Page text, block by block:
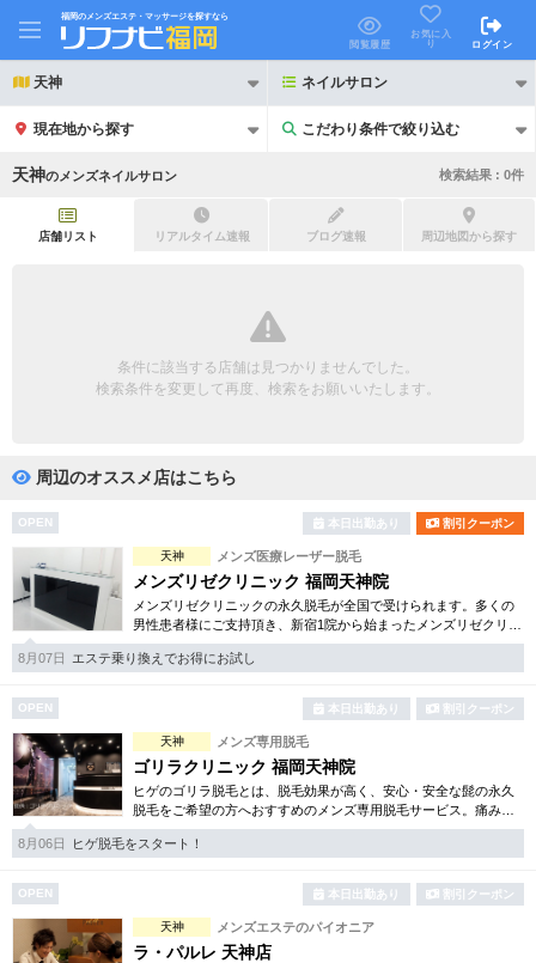
福岡のメンズエステ・マッサージを探すなら
閲覧履歴
お気に入
り
ログイン
天神 ネイルサロン
現在地から探す こだわり条件で絞り込む
こだわり条件で絞り込む
ペアルームあり シャワー室完備
フットバスあり 岩盤浴あり
日本人スタッフのみ
スタッフ指名可 Ｗセラピスト
こだわり条件を変更
閉じる
天神の メンズネイルサロン 検索結果 : 0件
店舗リスト リアルタイム速報 ブログ速報 周辺地図から探す
条件に該当する店舗は見つかりませんでした。
検索条件を変更して再度、検索をお願いいたします。
周辺のオススメ店はこちら
OPEN 本日出勤あり 割引クーポン
天神 メンズ医療レーザー脱毛
メンズリゼクリニック 福岡天神院
メンズリゼクリニックの永久脱毛が全国で受けられます。多くの
男性患者様にご支持頂き、新宿1院から始まったメンズリゼクリニ
ックが、現在では提携院含め全国10院を展開するクリニックにな
りました。
8月07日 エステ乗り換えでお得にお試し
OPEN 本日出勤あり 割引クーポン
天神 メンズ専用脱毛
ゴリラクリニック 福岡天神院
ヒゲのゴリラ脱毛とは、脱毛効果が高く、安心・安全な髭の永久
脱毛をご希望の方へおすすめのメンズ専用脱毛サービス。痛みに
弱い方には医療用麻酔を3種ご用意、医療認可の脱毛機のみを使
用。スキンケアも万全です。
8月06日 ヒゲ脱毛をスタート！
OPEN 本日出勤あり 割引クーポン
天神 メンズエステのパイオニア
ラ・パルレ 天神店